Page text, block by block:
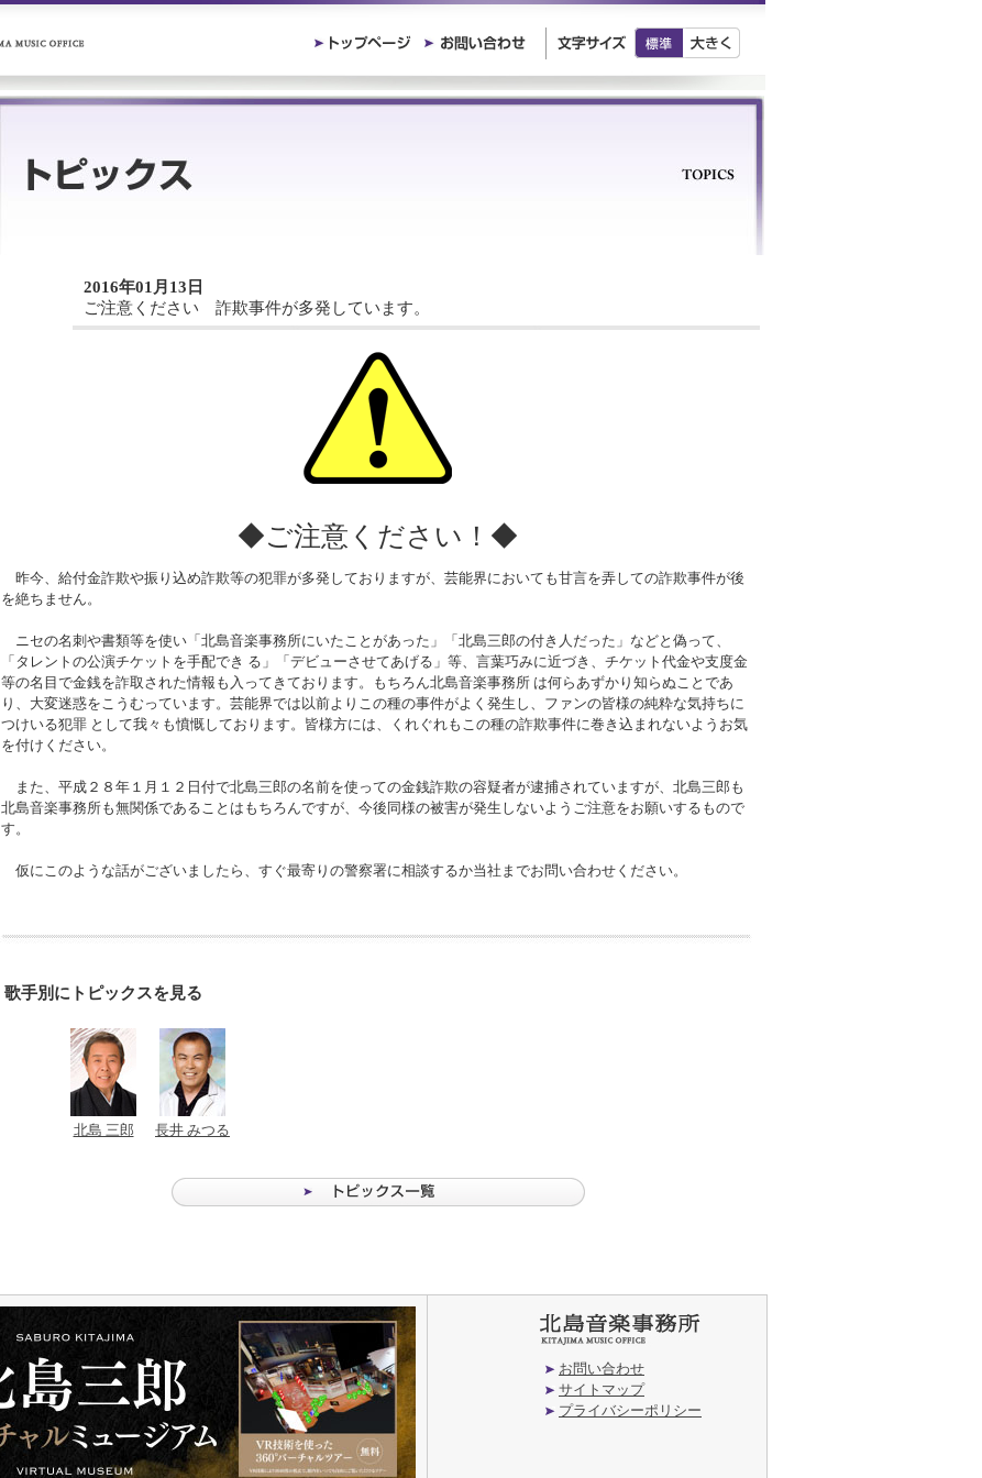
2016年01月13日
ご注意ください 詐欺事件が多発しています。
◆ご注意ください！◆
昨今、給付金詐欺や振り込め詐欺等の犯罪が多発しておりますが、芸能界においても甘言を弄しての詐欺事件が後
を絶ちません。
ニセの名刺や書類等を使い「北島音楽事務所にいたことがあった」「北島三郎の付き人だった」などと偽って、
「タレントの公演チケットを手配でき る」「デビューさせてあげる」等、言葉巧みに近づき、チケット代金や支度金
等の名目で金銭を詐取された情報も入ってきております。もちろん北島音楽事務所 は何らあずかり知らぬことであ
り、大変迷惑をこうむっています。芸能界では以前よりこの種の事件がよく発生し、ファンの皆様の純粋な気持ちに
つけいる犯罪 として我々も憤慨しております。皆様方には、くれぐれもこの種の詐欺事件に巻き込まれないようお気
を付けください。
また、平成２８年１月１２日付で北島三郎の名前を使っての金銭詐欺の容疑者が逮捕されていますが、北島三郎も
北島音楽事務所も無関係であることはもちろんですが、今後同様の被害が発生しないようご注意をお願いするもので
す。
仮にこのような話がございましたら、すぐ最寄りの警察署に相談するか当社までお問い合わせください。
歌手別にトピックスを見る
北島 三郎 長井 みつる
お問い合わせ
サイトマップ
プライバシーポリシー